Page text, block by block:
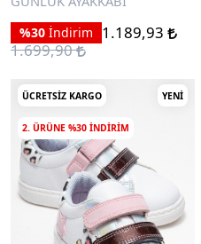
%30 İndirim
1.189,93
1.699,90
ÜCRETSIZ KARGO YENI
2. ÜRÜNE %30 INDIRIM